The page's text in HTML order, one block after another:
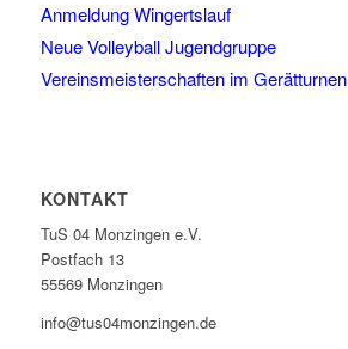
Anmeldung Wingertslauf
Neue Volleyball Jugendgruppe
Vereinsmeisterschaften im Gerätturnen
KONTAKT
TuS 04 Monzingen e.V.
Postfach 13
55569 Monzingen
info@tus04monzingen.de